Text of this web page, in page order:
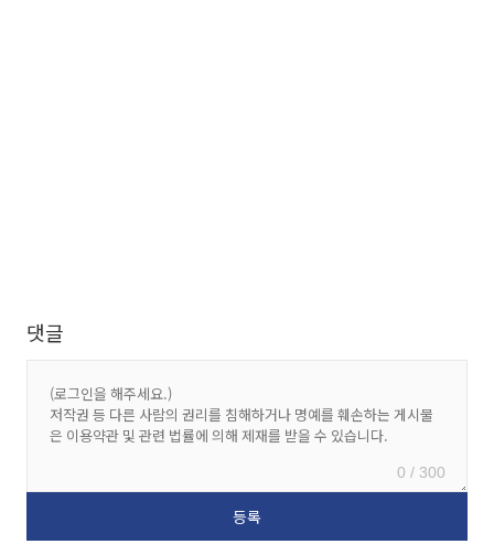
댓글
0 / 300